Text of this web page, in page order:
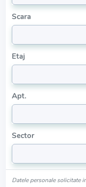
Scara
Etaj
Apt.
Sector
Datele personale solicitate